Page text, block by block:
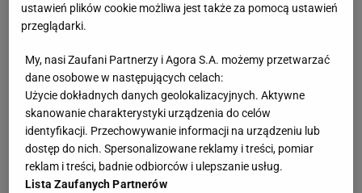
NATO. Tworzą swój art. 5
Zamawiają kawę, a kelner przynosi mleko. To
wspólne doświadczenie wielu turystów we
Włoszech
ustawień plików cookie możliwa jest także za pomocą ustawień
przeglądarki.
My, nasi Zaufani Partnerzy i Agora S.A. możemy przetwarzać
dane osobowe w następujących celach:
Użycie dokładnych danych geolokalizacyjnych. Aktywne
skanowanie charakterystyki urządzenia do celów
identyfikacji. Przechowywanie informacji na urządzeniu lub
dostęp do nich. Spersonalizowane reklamy i treści, pomiar
reklam i treści, badnie odbiorców i ulepszanie usług.
Lista Zaufanych Partnerów